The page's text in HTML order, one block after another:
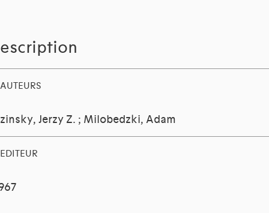
AUTEURS
Jerzy Z. ; Milobedzki, Adam
EDITEUR